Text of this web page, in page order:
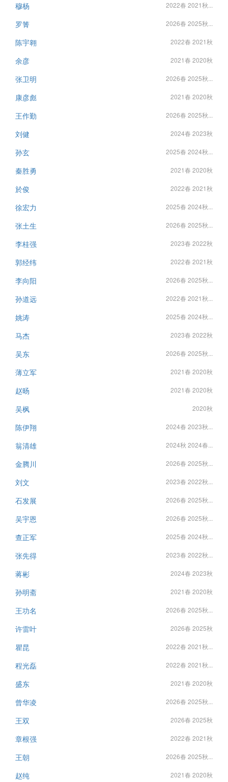
穆杨 2022春 2021秋...
罗箐 2026春 2025秋...
陈宇翱 2022春 2021秋
余彦 2021春 2020秋
张卫明 2026春 2025秋...
康彦彪 2021春 2020秋
王作勤 2026春 2025秋...
刘健 2024春 2023秋
孙玄 2025春 2024秋...
秦胜勇 2021春 2020秋
於俊 2022春 2021秋
徐宏力 2025春 2024秋...
张土生 2026春 2025秋...
李桂强 2023春 2022秋
郭经纬 2022春 2021秋
李向阳 2026春 2025秋...
孙道远 2022春 2021秋...
姚涛 2025春 2024秋...
马杰 2023春 2022秋
吴东 2026春 2025秋...
薄立军 2021春 2020秋
赵旸 2021春 2020秋
吴枫 2020秋
陈伊翔 2024春 2023秋...
翁清雄 2024秋 2024春...
金腾川 2026春 2025秋...
刘文 2023春 2022秋...
石发展 2026春 2025秋...
吴宇恩 2026春 2025秋...
查正军 2025春 2024秋...
张先得 2023春 2022秋...
蒋彬 2024春 2023秋
孙明斋 2021春 2020秋
王功名 2026春 2025秋...
许雷叶 2026春 2025秋
瞿昆 2022春 2021秋...
程光磊 2022春 2021秋...
盛东 2021春 2020秋
曾华凌 2026春 2025秋...
王双 2026春 2025秋
章根强 2022春 2021秋
王朝 2026春 2025秋...
赵纯 2021春 2020秋